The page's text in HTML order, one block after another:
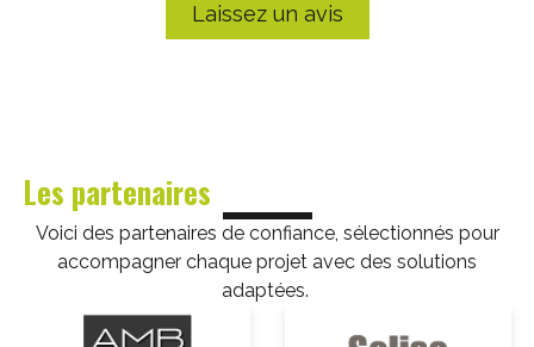
Laissez un avis
Les partenaires
Voici des partenaires de confiance, sélectionnés pour
accompagner chaque projet avec des solutions
adaptées.